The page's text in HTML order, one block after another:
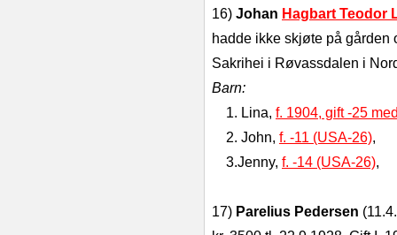
16) Johan Hagbart Teodor
hadde ikke skjøte på gården
Sakrihei i Røvassdalen i
Barn:
1. Lina, f. 1904, gift -25
2. John, f. -11 (USA-26),
3.Jenny, f. -14 (USA-26),
17) Parelius Pedersen